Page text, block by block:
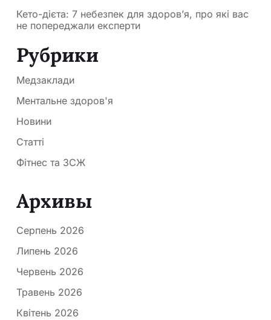
Кето-дієта: 7 небезпек для здоров’я, про які вас
не попереджали експерти
Рубрики
Медзаклади
Ментальне здоров'я
Новини
Статті
Фітнес та ЗСЖ
Архивы
Серпень 2026
Липень 2026
Червень 2026
Травень 2026
Квітень 2026